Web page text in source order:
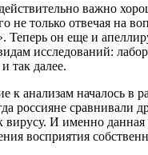
важно
не только отвечая на
Теперь он еще и
исследований:
так далее.
к анализам началось в
россияне сравнивали
вирусу. И именно
восприятия